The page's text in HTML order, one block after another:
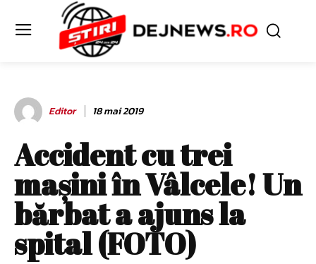
Editor 18 mai 2019
Accident cu trei
maşini în Vâlcele! Un
bărbat a ajuns la
spital (FOTO)